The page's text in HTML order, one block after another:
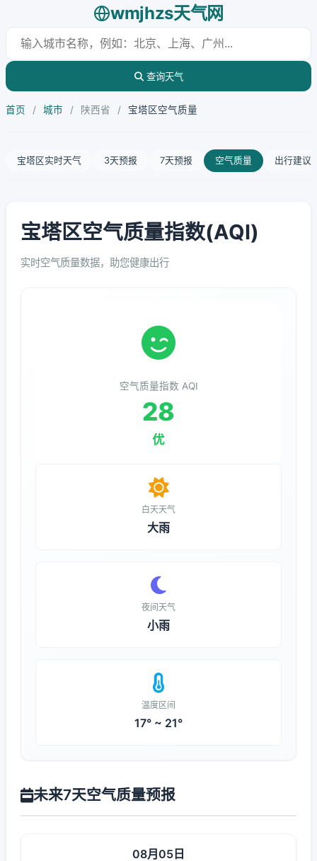
wmjhzs天气网
查询天气
首页 / 城市 / 陕西省 / 宝塔区空气质量
宝塔区实时天气 3天预报 7天预报 空气质量 出行建议
宝塔区空气质量指数(AQI)
实时空气质量数据，助您健康出行
空气质量指数 AQI
28
优
白天天气
大雨
夜间天气
小雨
温度区间
17° ~ 21°
未来7天空气质量预报
08月05日